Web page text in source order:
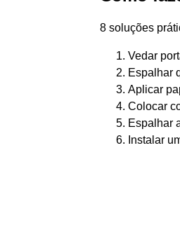
8 soluções
Vedar
Espalhar
Aplicar
Colocar
Espalhar
Instalar